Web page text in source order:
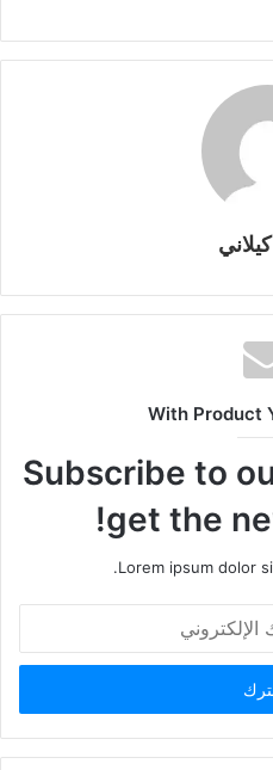
gr
a
m
With Product
Subscribe to
get the
Lorem ipsum dolor